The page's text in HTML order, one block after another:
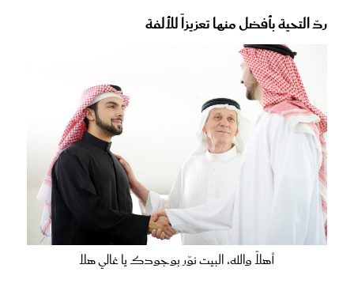
ردّ التحية بأفضل منها تعزيزاً للألفة
أهلاً والله، البيت نوّر بوجودك يا غالي هلا
غلاف رفمي